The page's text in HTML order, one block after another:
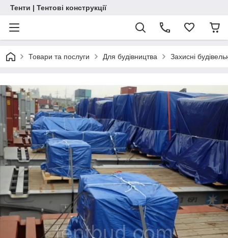
Тенти | Тентові конструкції
Товари та послуги Для будівництва Захисні